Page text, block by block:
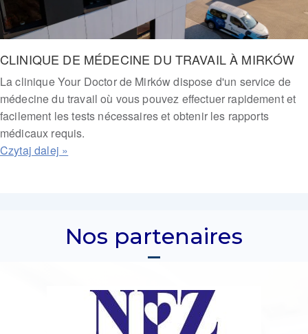
CLINIQUE DE MÉDECINE DU TRAVAIL À MIRKÓW
La clinique Your Doctor de Mirków dispose d'un service de
médecine du travail où vous pouvez effectuer rapidement et
facilement les tests nécessaires et obtenir les rapports
médicaux requis.
Nos partenaires